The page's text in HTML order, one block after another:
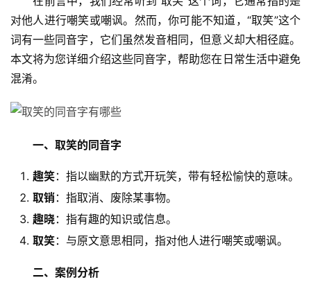
对他人进行嘲笑或嘲讽。然而，你可能不知道，“取笑”这个
词有一些同音字，它们虽然发音相同，但意义却大相径庭。
本文将为您详细介绍这些同音字，帮助您在日常生活中避免
混淆。
一、取笑的同音字
趣笑：指以幽默的方式开玩笑，带有轻松愉快的意味。
取销：指取消、废除某事物。
趣晓：指有趣的知识或信息。
取笑：与原文意思相同，指对他人进行嘲笑或嘲讽。
二、案例分析